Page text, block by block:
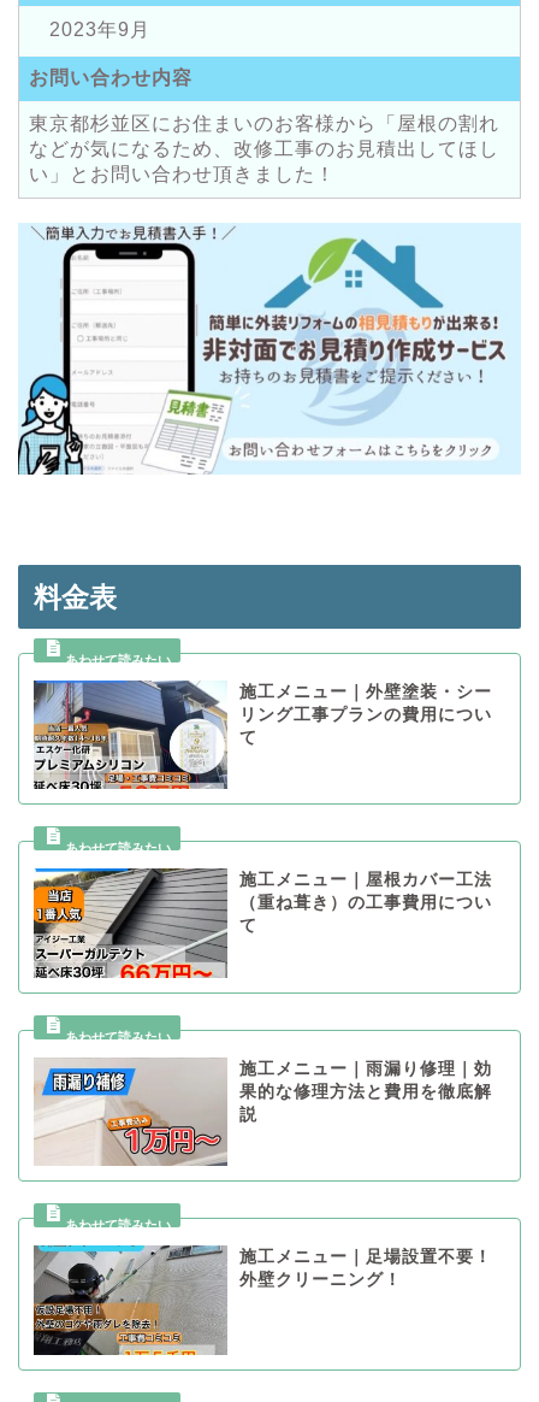
2023年9月
お問い合わせ内容
東京都杉並区にお住まいのお客様から「屋根の割れ
などが気になるため、改修工事のお見積出してほし
い」とお問い合わせ頂きました！
料金表
施工メニュー｜外壁塗装・シー
リング工事プランの費用につい
て
施工メニュー｜屋根カバー工法
（重ね葺き）の工事費用につい
て
施工メニュー｜雨漏り修理｜効
果的な修理方法と費用を徹底解
説
施工メニュー｜足場設置不要！
外壁クリーニング！